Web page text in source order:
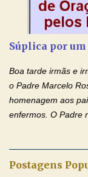
vitórias, em seus
exceções, mas
estado natural,
absurdas. Temos
desrespeitam, que
filhos. Mas isso não
Súplica por
Boa tarde irmãs e
o Padre Marcelo
homenagem aos
enfermos. O Padre
de Nossa Senhora.
Postagens